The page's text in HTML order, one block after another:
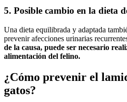
5. Posible cambio en la dieta
Una dieta equilibrada y adaptada
prevenir afecciones urinarias
de la causa, puede ser necesario
alimentación del felino.
¿Cómo prevenir el
gatos?